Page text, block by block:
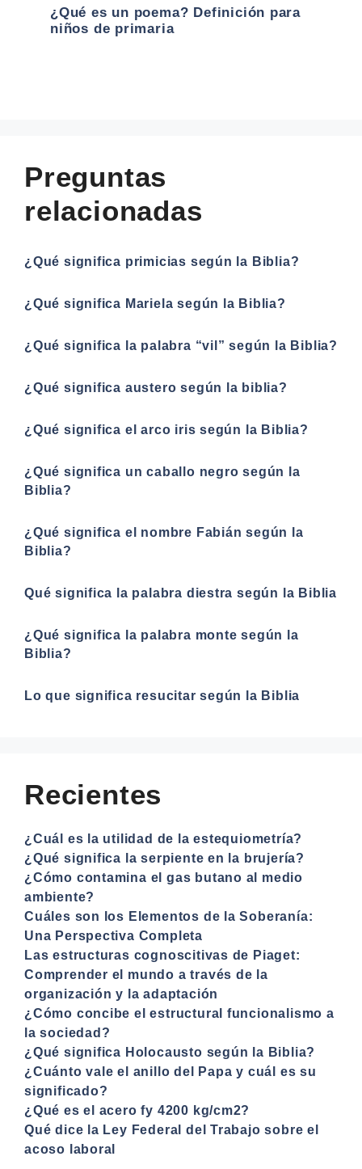
¿Qué es un poema? Definición para
niños de primaria
Preguntas
relacionadas
¿Qué significa primicias según la Biblia?
¿Qué significa Mariela según la Biblia?
¿Qué significa la palabra “vil” según la Biblia?
¿Qué significa austero según la biblia?
¿Qué significa el arco iris según la Biblia?
¿Qué significa un caballo negro según la
Biblia?
¿Qué significa el nombre Fabián según la
Biblia?
Qué significa la palabra diestra según la Biblia
¿Qué significa la palabra monte según la
Biblia?
Lo que significa resucitar según la Biblia
Recientes
¿Cuál es la utilidad de la estequiometría?
¿Qué significa la serpiente en la brujería?
¿Cómo contamina el gas butano al medio
ambiente?
Cuáles son los Elementos de la Soberanía:
Una Perspectiva Completa
Las estructuras cognoscitivas de Piaget:
Comprender el mundo a través de la
organización y la adaptación
¿Cómo concibe el estructural funcionalismo a
la sociedad?
¿Qué significa Holocausto según la Biblia?
¿Cuánto vale el anillo del Papa y cuál es su
significado?
¿Qué es el acero fy 4200 kg/cm2?
Qué dice la Ley Federal del Trabajo sobre el
acoso laboral